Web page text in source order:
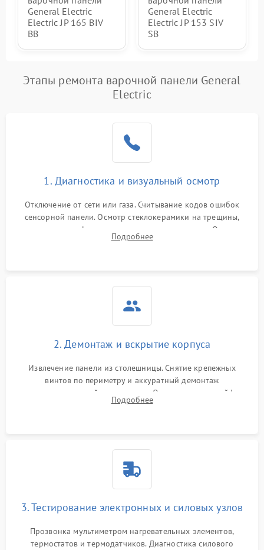
General Electric
Electric JP 165 BIV
BB
General Electric
Electric JP 153 SIV
SB
Этапы ремонта варочной панели General
Electric
1. Диагностика и визуальный осмотр
Отключение от сети или газа. Считывание кодов ошибок
сенсорной панели. Осмотр стеклокерамики на трещины,
проверка конфорок на равномерность нагрева. Опрос
клиента о симптомах (не включается, не видит посуду,
Подробнее
2. Демонтаж и вскрытие корпуса
Извлечение панели из столешницы. Снятие крепежных
винтов по периметру и аккуратный демонтаж
стеклокерамической поверхности. Отсоединение шлейфов
сенсорного блока для доступа к силовым платам, катушкам
Подробнее
3. Тестирование электронных и силовых узлов
Прозвонка мультиметром нагревательных элементов,
термостатов и термодатчиков. Диагностика силового